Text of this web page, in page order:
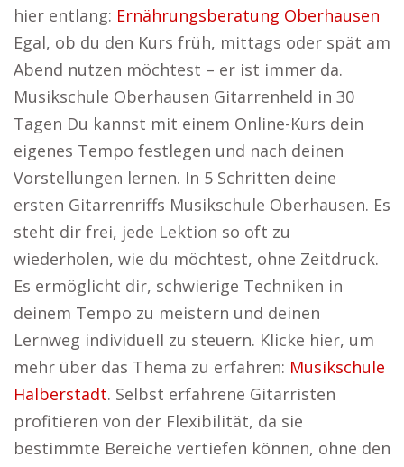
hier entlang: Ernährungsberatung Oberhausen
Egal, ob du den Kurs früh, mittags oder spät am
Abend nutzen möchtest – er ist immer da.
Musikschule Oberhausen Gitarrenheld in 30
Tagen Du kannst mit einem Online-Kurs dein
eigenes Tempo festlegen und nach deinen
Vorstellungen lernen. In 5 Schritten deine
ersten Gitarrenriffs Musikschule Oberhausen. Es
steht dir frei, jede Lektion so oft zu
wiederholen, wie du möchtest, ohne Zeitdruck.
Es ermöglicht dir, schwierige Techniken in
deinem Tempo zu meistern und deinen
Lernweg individuell zu steuern. Klicke hier, um
mehr über das Thema zu erfahren: Musikschule
Halberstadt. Selbst erfahrene Gitarristen
profitieren von der Flexibilität, da sie
bestimmte Bereiche vertiefen können, ohne den